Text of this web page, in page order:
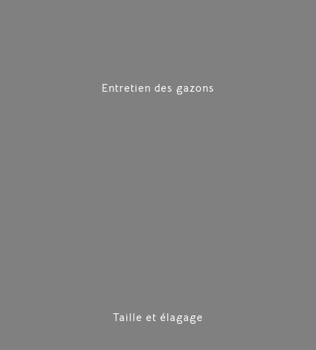
Entretien des gazons
Taille et élagage